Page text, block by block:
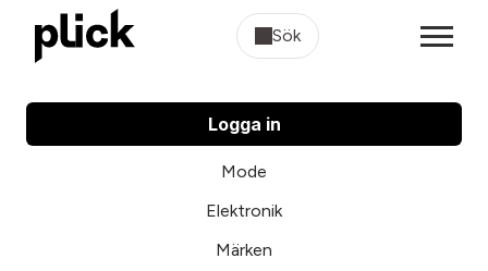
Sök
Logga in
Mode
Elektronik
Märken